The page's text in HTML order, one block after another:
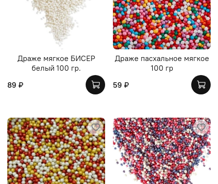
Драже мягкое БИСЕР
белый 100 гр.
89 ₽
Драже пасхальное мягкое
100 гр
59 ₽